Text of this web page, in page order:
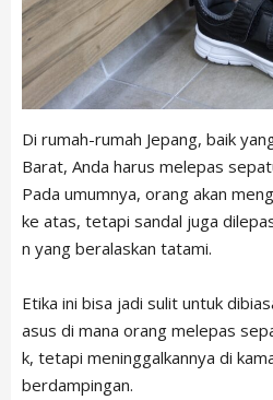
Di rumah-rumah Jepang, baik
Barat, Anda harus melepas
Pada umumnya, orang akan
ke atas, tetapi sandal juga
n yang beralaskan tatami.
Etika ini bisa jadi sulit untuk
asus di mana orang melepas
k, tetapi meninggalkannya di
berdampingan.
TRAVEL